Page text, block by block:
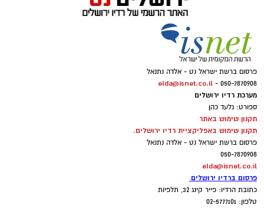
פרסום ברשת ישראל נט - אלדה נתנאל
050-7870908 -
elda@isnet.co.il
מערכת רדיו ירושלים
ספורט: גלעד כהן
תקנון שימוש באתר
תקנון שימוש באפליקציית רדיו ירושלים.
פרסום ברשת ישראל נט - אלדה נתנאל
050-7870908
elda@isnet.co.il
פרסום ברדיו ירושלים
כתובת הרדיו: פייר קינג 32, תלפיות
טלפון: 02-5777101